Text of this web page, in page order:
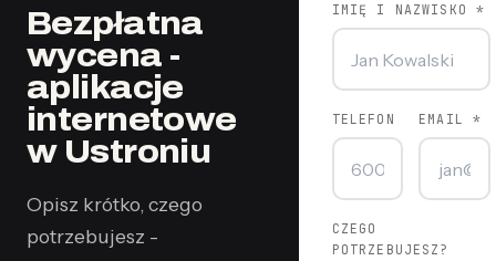
Bezpłatna
wycena -
aplikacje
internetowe
w Ustroniu
Opisz krótko, czego
potrzebujesz -
IMIĘ I NAZWISKO *
TELEFON EMAIL *
CZEGO
POTRZEBUJESZ?